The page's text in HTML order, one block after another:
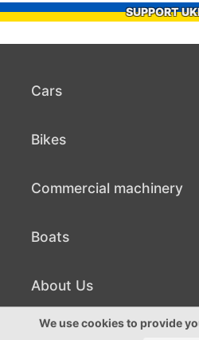
SUPPORT
Cars
Bikes
Commercial machinery
Boats
Boat Sale
About Us
About Us
We use cookies to provide